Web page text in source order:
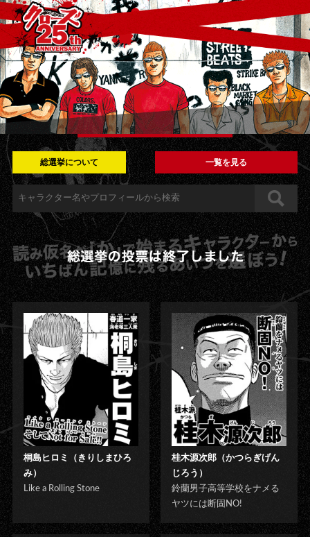
総選挙について 一覧を見る
桐島ヒロミ（きりしまひろ
み）
Like a Rolling Stone
桂木源次郎（かつらぎげん
じろう）
鈴蘭男子高等学校をナメる
ヤツには断固NO!